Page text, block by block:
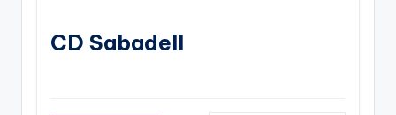
CD Sabadell